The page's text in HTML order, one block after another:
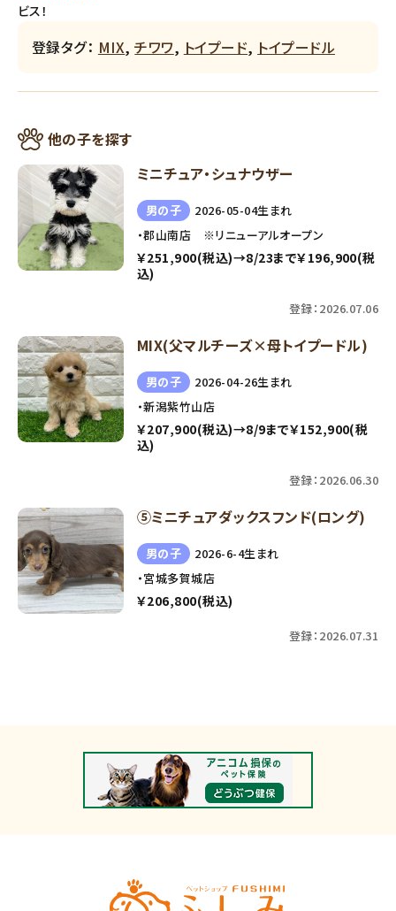
ビス！
登録タグ： MIX,チワワ, トイプード, トイプードル
他の子を探す
ミニチュア・シュナウザー
男の子
2026-05-04生まれ
・郡山南店 ※リニューアルオープン
￥251,900(税込)→8/23まで￥196,900(税
込)
登録：2026.07.06
MIX(父マルチーズ×母トイプードル)
男の子
2026-04-26生まれ
・新潟紫竹山店
￥207,900(税込)→8/9まで￥152,900(税
込)
登録：2026.06.30
⑤ミニチュアダックスフンド(ロング)
男の子
2026-6-4生まれ
・宮城多賀城店
￥206,800(税込)
登録：2026.07.31